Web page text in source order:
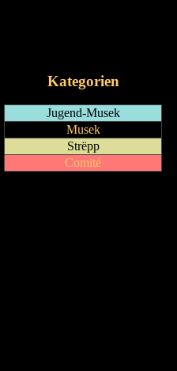
Kategorien
Jugend-Musek
Musek
Strëpp
Comité